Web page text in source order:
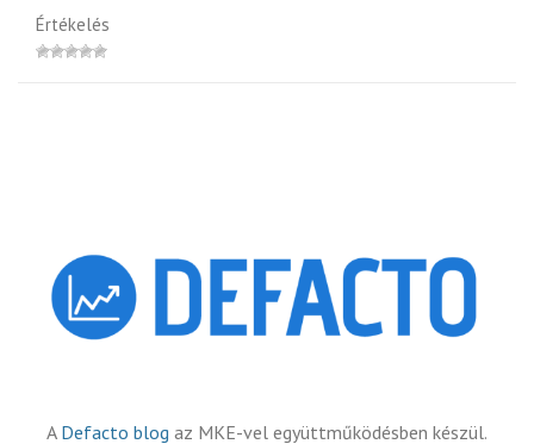
Értékelés
A Defacto blog az MKE-vel együttműködésben készül.